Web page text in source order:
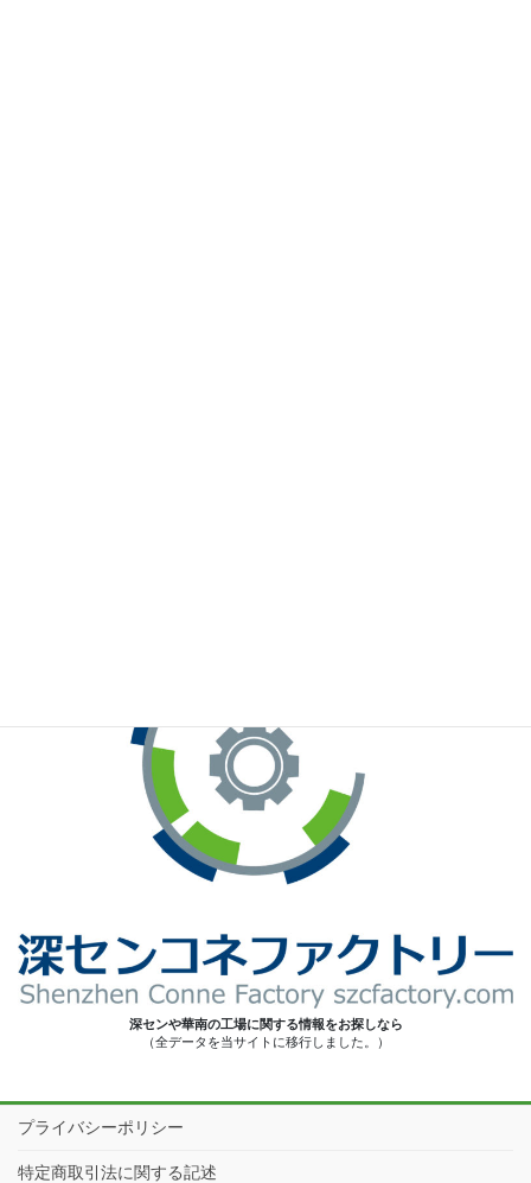
深センや華南の工場に関する情報をお探しなら
（全データを当サイトに移行しました。）
プライバシーポリシー
特定商取引法に関する記述